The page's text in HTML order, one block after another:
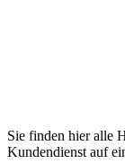
Sie finden hier alle
Kundendienst auf